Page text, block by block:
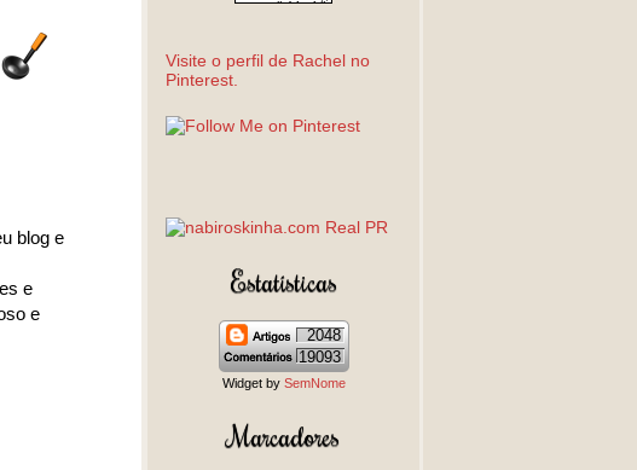
blog e
e
e
Visite o perfil de Rachel no
Pinterest.
Estatísticas
2048
19093
Widget by SemNome
Marcadores